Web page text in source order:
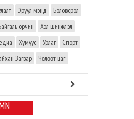
Эрүүл мэнд
Боловсрол
орчин
Хэл шинжлэл
Хүмүүс Урлаг
Спорт
Загвар Чөлөөт цаг